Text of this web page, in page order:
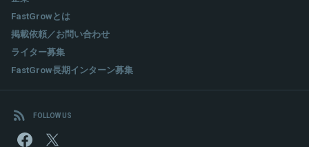
FastGrowとは
掲載依頼／お問い合わせ
ライター募集
FastGrow長期インターン募集
FOLLOW US